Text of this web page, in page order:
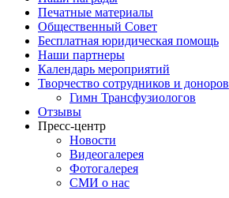
Печатные материалы
Общественный Совет
Бесплатная юридическая помощь
Наши партнеры
Календарь мероприятий
Творчество сотрудников и доноров
Гимн Трансфузиологов
Отзывы
Пресс-центр
Новости
Видеогалерея
Фотогалерея
СМИ о нас